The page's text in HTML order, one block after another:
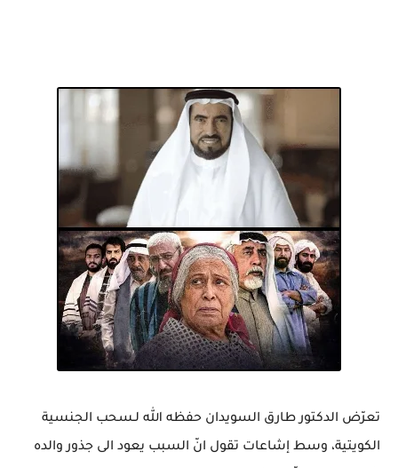
تعرّض الدكتور طارق السويدان حفظه الله لـسحب الجنسية
الكويتية، وسط إشاعات تقول انّ السبب يعود الى جذور والده